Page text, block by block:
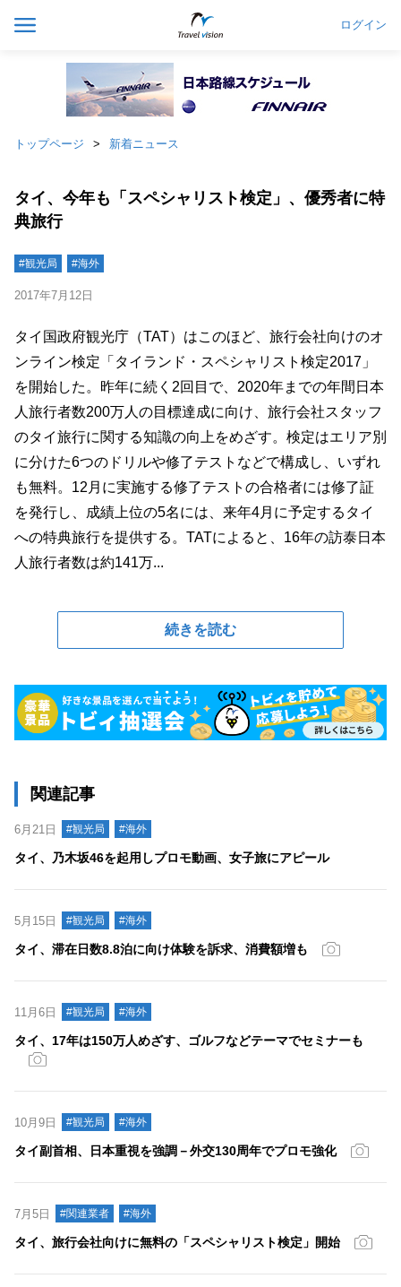
ログイン
トップページ 新着ニュース
タイ、今年も「スペシャリスト検定」、優秀者に特
典旅行
#観光局 #海外
2017年7月12日
タイ国政府観光庁（TAT）はこのほど、旅行会社向けのオ
ンライン検定「タイランド・スペシャリスト検定2017」
を開始した。昨年に続く2回目で、2020年までの年間日本
人旅行者数200万人の目標達成に向け、旅行会社スタッフ
のタイ旅行に関する知識の向上をめざす。検定はエリア別
に分けた6つのドリルや修了テストなどで構成し、いずれ
も無料。12月に実施する修了テストの合格者には修了証
を発行し、成績上位の5名には、来年4月に予定するタイ
への特典旅行を提供する。TATによると、16年の訪泰日本
人旅行者数は約141万...
続きを読む
関連記事
6月21日 #観光局 #海外
タイ、乃木坂46を起用しプロモ動画、女子旅にアピール
5月15日 #観光局 #海外
タイ、滞在日数8.8泊に向け体験を訴求、消費額増も
11月6日 #観光局 #海外
タイ、17年は150万人めざす、ゴルフなどテーマでセミナーも
10月9日 #観光局 #海外
タイ副首相、日本重視を強調－外交130周年でプロモ強化
7月5日 #関連業者 #海外
タイ、旅行会社向けに無料の「スペシャリスト検定」開始